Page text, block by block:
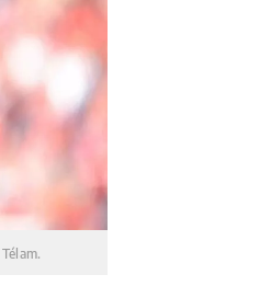
Télam.